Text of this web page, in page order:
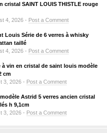
cristal SAINT LOUIS THISTLE rouge
4, 2026 - Post a Comment
Louis Série de 6 verres à whisky
taillé
4, 2026 - Post a Comment
à vin en cristal de saint louis modèle
cm
3, 2026 - Post a Comment
Astrid 5 verres ancien cristal
h 9,1cm
3, 2026 - Post a Comment